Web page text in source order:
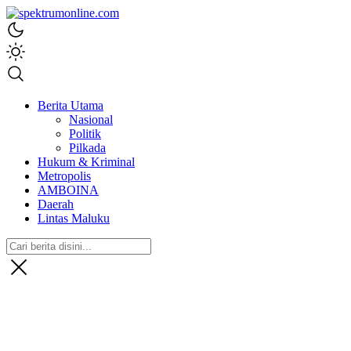
spektrumonline.com
Berita Utama
Nasional
Politik
Pilkada
Hukum & Kriminal
Metropolis
AMBOINA
Daerah
Lintas Maluku